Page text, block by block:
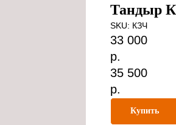
Тандыр
SKU: КЗЧ
33 000
р.
35 500
р.
Купить